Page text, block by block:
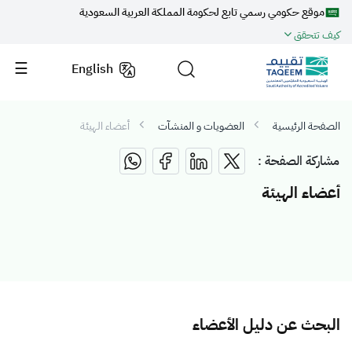
موقع حكومي رسمي تابع لحكومة المملكة العربية السعودية
كيف تتحقق
English
الصفحة الرئيسية العضويات و المنشآت أعضاء الهيئة
مشاركة الصفحة :
أعضاء الهيئة
البحث عن دليل الأعضاء